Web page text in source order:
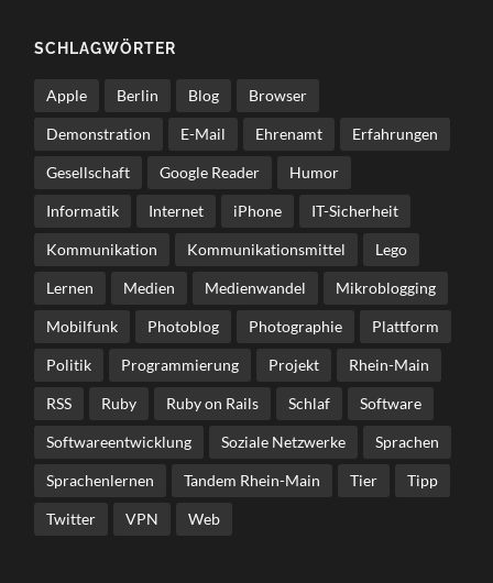
SCHLAG­WÖR­TER
Apple Berlin Blog Browser
Demonstration E-Mail Ehrenamt Erfahrungen
Gesellschaft Google Reader Humor
Informatik Internet iPhone IT-Sicherheit
Kommunikation Kommunikationsmittel Lego
Lernen Medien Medienwandel Mikroblogging
Mobilfunk Photoblog Photographie Plattform
Politik Programmierung Projekt Rhein-Main
RSS Ruby Ruby on Rails Schlaf Software
Softwareentwicklung Soziale Netzwerke Sprachen
Sprachenlernen Tandem Rhein-Main Tier Tipp
Twitter VPN Web